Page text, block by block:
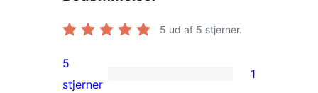
5 ud af 5 stjerner.
1
5
stjerner
1